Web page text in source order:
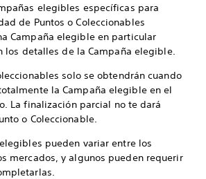
elegibles específicas para
de Puntos o Coleccionables
Campaña elegible en particular
los detalles de la Campaña elegible.
solo se obtendrán cuando
la Campaña elegible en el
La finalización parcial no te dará
o Coleccionable.
pueden variar entre los
mercados, y algunos pueden requerir